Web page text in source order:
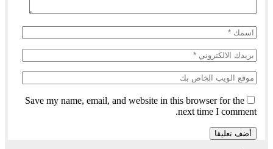
Save my name, email, and website in this browser for the
next time I comment.